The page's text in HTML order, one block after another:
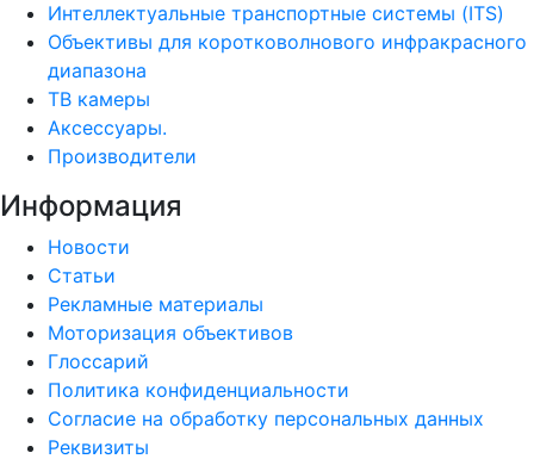
Интеллектуальные транспортные системы (ITS)
Объективы для коротковолнового инфракрасного
диапазона
ТВ камеры
Аксессуары.
Производители
Информация
Новости
Статьи
Рекламные материалы
Моторизация объективов
Глоссарий
Политика конфиденциальности
Согласие на обработку персональных данных
Реквизиты